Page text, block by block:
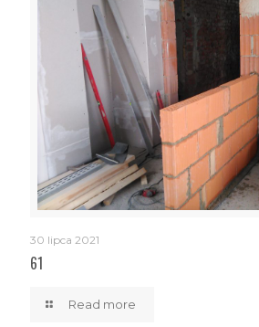
30 lipca 2021
61
Read more